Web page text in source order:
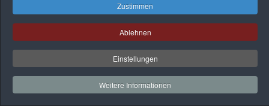
Zustimmen
Ablehnen
Einstellungen
Weitere Informationen